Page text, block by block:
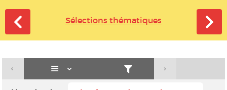
Sélections thématiques